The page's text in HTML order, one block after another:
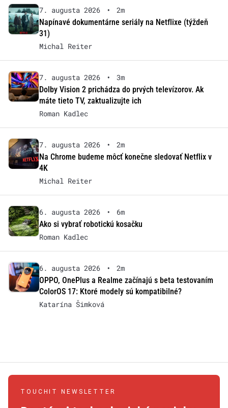
7. augusta 2026 •
2m
Napínavé dokumentárne seriály na Netflixe (týždeň
31)
Michal Reiter
7. augusta 2026 •
3m
Dolby Vision 2 prichádza do prvých televízorov. Ak
máte tieto TV, zaktualizujte ich
Roman Kadlec
7. augusta 2026 •
2m
Na Chrome budeme môcť konečne sledovať Netflix v
4K
Michal Reiter
6. augusta 2026 •
6m
Ako si vybrať robotickú kosačku
Roman Kadlec
6. augusta 2026 •
2m
OPPO, OnePlus a Realme začínajú s beta testovaním
ColorOS 17: Ktoré modely sú kompatibilné?
Katarína Šimková
TOUCHIT NEWSLETTER